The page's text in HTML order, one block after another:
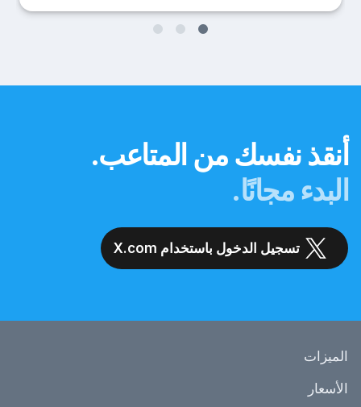
أنقذ نفسك من المتاعب.
البدء مجانًا.
تسجيل الدخول باستخدام X.com
الميزات
الأسعار